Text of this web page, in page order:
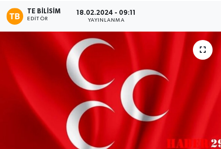
TE BILISIM
EDITÖR
18.02.2024 - 09:11
YAYINLANMA